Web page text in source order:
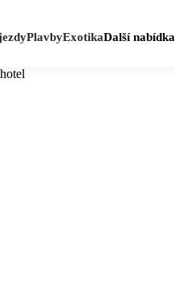
PlavbyExotikaDalší nabídka